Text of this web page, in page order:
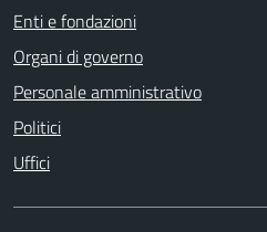
Enti e fondazioni
Organi di governo
Personale amministrativo
Politici
Uffici